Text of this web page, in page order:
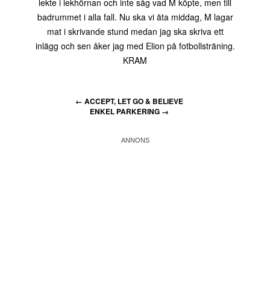
lekte i lekhörnan och inte såg vad M köpte, men till
badrummet i alla fall. Nu ska vi äta middag, M lagar
mat i skrivande stund medan jag ska skriva ett
inlägg och sen åker jag med Elion på fotbollsträning.
KRAM
← ACCEPT, LET GO & BELIEVE
ENKEL PARKERING →